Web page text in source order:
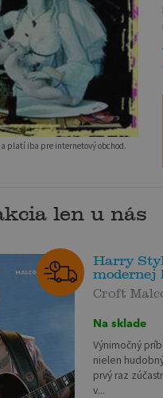
platí iba pre internetový obchod.
len u nás
Harry
modernej
Croft
Na sklade
Výnimočný
nielen hudobný
prvý raz
v...